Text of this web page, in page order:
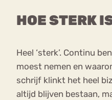
HOE STERK
Heel ‘sterk’. Continu
moest nemen en
schrijf klinkt het heel
altijd blijven bestaan,